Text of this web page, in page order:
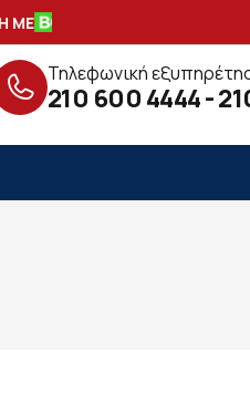
Τηλεφωνική
210 600 4444-